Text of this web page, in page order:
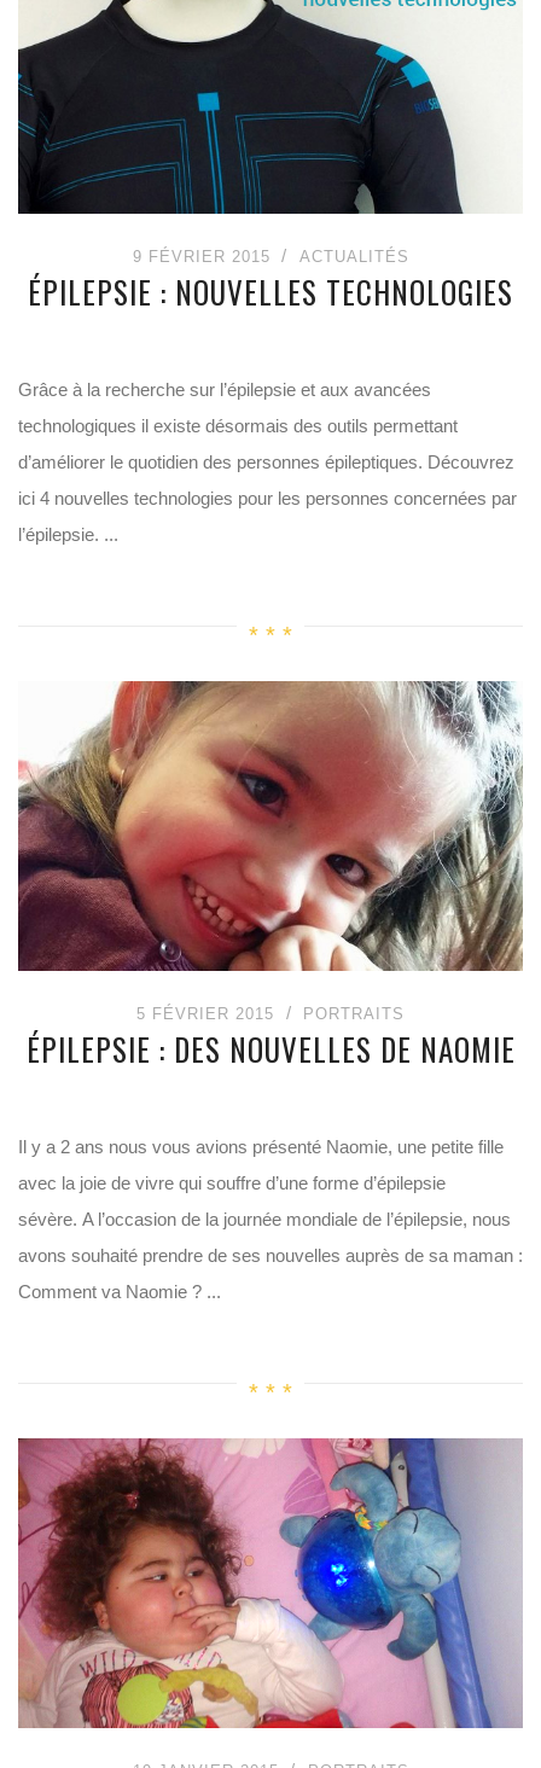
9 FÉVRIER 2015 ACTUALITÉS
ÉPILEPSIE : NOUVELLES TECHNOLOGIES
Grâce à la recherche sur l’épilepsie et aux avancées
technologiques il existe désormais des outils permettant
d’améliorer le quotidien des personnes épileptiques. Découvrez
ici 4 nouvelles technologies pour les personnes concernées par
l’épilepsie. ...
5 FÉVRIER 2015 PORTRAITS
ÉPILEPSIE : DES NOUVELLES DE NAOMIE
Il y a 2 ans nous vous avions présenté Naomie, une petite fille
avec la joie de vivre qui souffre d’une forme d’épilepsie
sévère. A l’occasion de la journée mondiale de l’épilepsie, nous
avons souhaité prendre de ses nouvelles auprès de sa maman :
Comment va Naomie ? ...